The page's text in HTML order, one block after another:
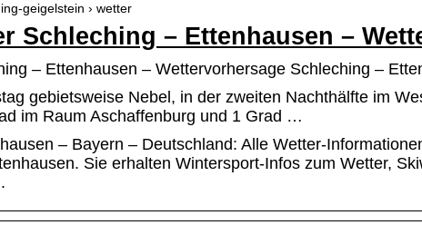
geigelstein › wetter
Schleching – Ettenhausen –
– Ettenhausen – Wettervorhersage Schleching –
gebietsweise Nebel, in der zweiten Nachthälfte im
im Raum Aschaffenburg und 1 Grad …
– Bayern – Deutschland: Alle Wetter-
Sie erhalten Wintersport-Infos zum Wetter,